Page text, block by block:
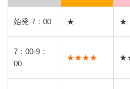
始発-7：00 ★ ★
7：00-9：
00
★★★★